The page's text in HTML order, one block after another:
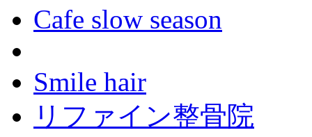
Cafe slow season
Smile hair
リファイン整骨院